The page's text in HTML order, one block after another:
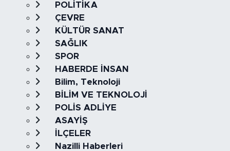
POLİTİKA
ÇEVRE
KÜLTÜR SANAT
SAĞLIK
SPOR
HABERDE İNSAN
Bilim, Teknoloji
BİLİM VE TEKNOLOJİ
POLİS ADLİYE
ASAYİŞ
İLÇELER
Nazilli Haberleri